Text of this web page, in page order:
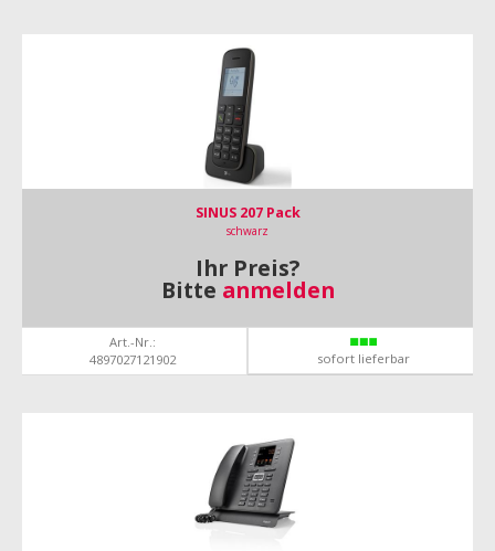
SINUS 207 Pack
schwarz
Ihr Preis?
Bitte anmelden
Art.-Nr.:
4897027121902
sofort lieferbar